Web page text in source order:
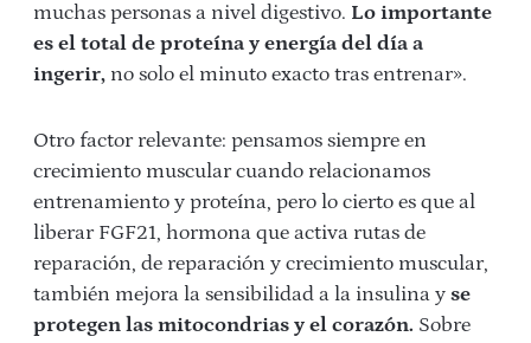
muchas personas a nivel digestivo. Lo importante
es el total de proteína y energía del día a
ingerir, no solo el minuto exacto tras entrenar».
Otro factor relevante: pensamos siempre en
crecimiento muscular cuando relacionamos
entrenamiento y proteína, pero lo cierto es que al
liberar FGF21, hormona que activa rutas de
reparación, de reparación y crecimiento muscular,
también mejora la sensibilidad a la insulina y se
protegen las mitocondrias y el corazón. Sobre